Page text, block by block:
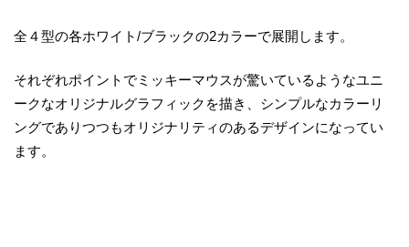
全４型の各ホワイト/ブラックの2カラーで展開します。
それぞれポイントでミッキーマウスが驚いているようなユニ
ークなオリジナルグラフィックを描き、シンプルなカラーリ
ングでありつつもオリジナリティのあるデザインになってい
ます。